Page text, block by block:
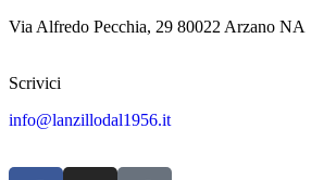
Via Alfredo Pecchia, 29 80022 Arzano NA
Scrivici
info@lanzillodal1956.it